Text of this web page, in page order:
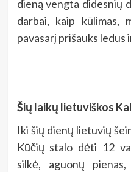
dieną vengta didesnių
darbai, kaip kūlimas,
pavasarį prišauks ledus
Šių laikų lietuviškos
Iki šių dienų lietuvių
Kūčių stalo dėti 12
silkė, aguonų